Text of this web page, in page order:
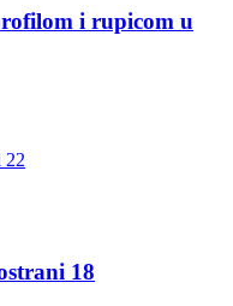
i rupicom u
18